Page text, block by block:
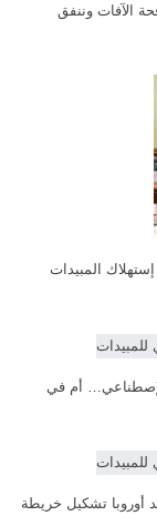
الآفات وننفق
المبيدات
أم في
أوروبا تشكيل خريطة